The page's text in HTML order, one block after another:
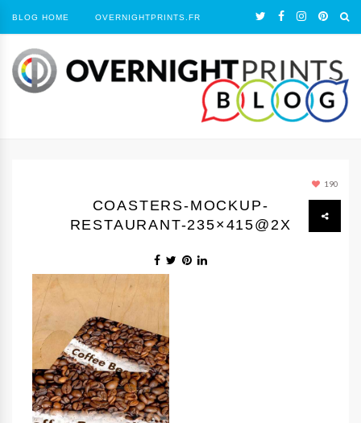
BLOG HOME OVERNIGHTPRINTS.FR
190
COASTERS-MOCKUP-
RESTAURANT-235×415@2X